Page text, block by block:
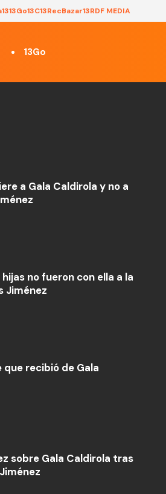
13Go13C13RecBazar13RDF MEDIA
13Go
a Gala Caldirola y no a
no fueron con ella a la
Jiménez
recibió de Gala
sobre Gala Caldirola tras